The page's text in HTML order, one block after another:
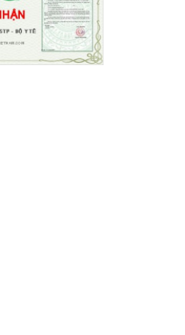
một “nhà máy xử lý
hóa chất” của cơ thể,
giúp thải độc tố và
tổng hợp các chất
quan trọng như dịch
mật, glycogen và
trọng trong việc điều
trị ung thư và góp
phần tăng khả năng
chiến thắng bệnh.